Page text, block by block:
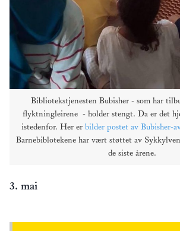
Bibliotekstjenesten Bubisher - som har
flyktningleirene - holder stengt. Da er det
istedenfor. Her er bilder postet av Bubisher-
Barnebiblotekene har vært støttet av
de siste årene.
3. mai